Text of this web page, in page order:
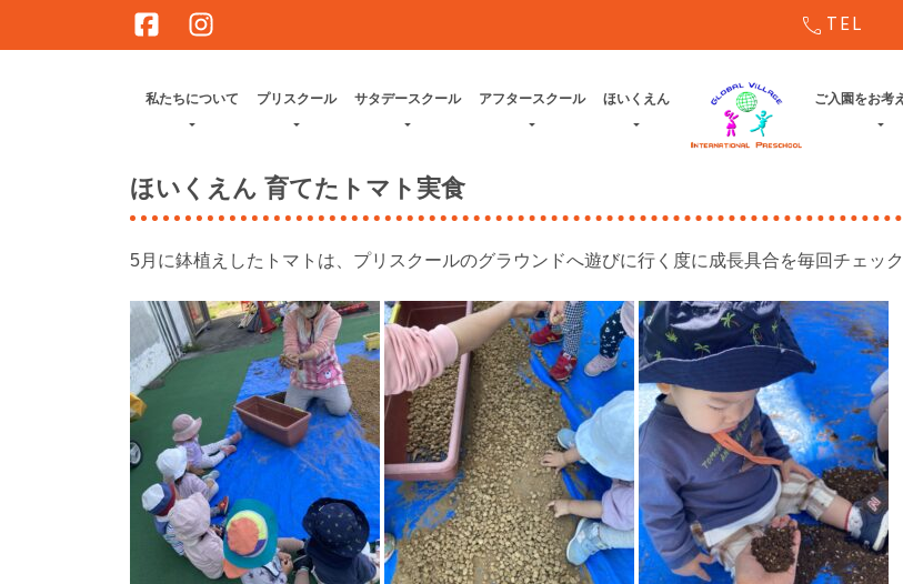
call TEL
私たちについて プリスクール サタデースクール アフタースクール ほいくえん ご入園をお考
ほいくえん 育てたトマト実食
5月に鉢植えしたトマトは、プリスクールのグラウンドへ遊びに行く度に成長具合を毎回チェック